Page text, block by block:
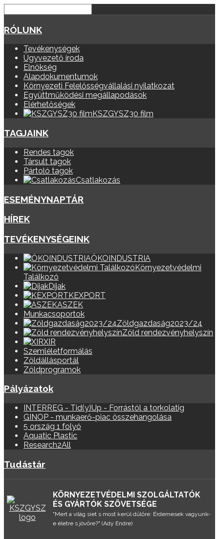
RÓLUNK
Tevékenységek
Ügyvezető iroda
Elnökség
Alapdokumentumok
Környezeti Felelősségvállalási nyilatkozat
Együttműködési megállapodások
Elérhetőségek
KSZGYSZ30 film
TAGJAINK
Rendes tagok
Társult tagok
Pártoló tagok
Csatlakozás
ESEMÉNYNAPTÁR
HÍREK
TEVÉKENYSÉGEINK
ÖKOINDUSTRIA
Környezetvédelmi
Találkozó
Díjak
KEXPORT
ASZEK
Munkacsoportok
Zöldgazdaság2023/24
Zöld rendezvényhelyszín
XIR
Szemléletformálás
Zöldállásportál
Zöldprogramok
Pályázatok
INTERREG - Tid(y)Up - Forrástól a torkolatig
GINOP - munkaerő-piac összehangolása
5 ország 1 folyó
Aquatic Plastic
Research2All
Tudástár
KÖRNYEZETVÉDELMI SZOLGÁLTATÓK
ÉS GYÁRTÓK SZÖVETSÉGE
"Mert a világ siet s most kerül dűlőre: Érdemesek vagyunk-
e életre s jövőre?" (Ady Endre)